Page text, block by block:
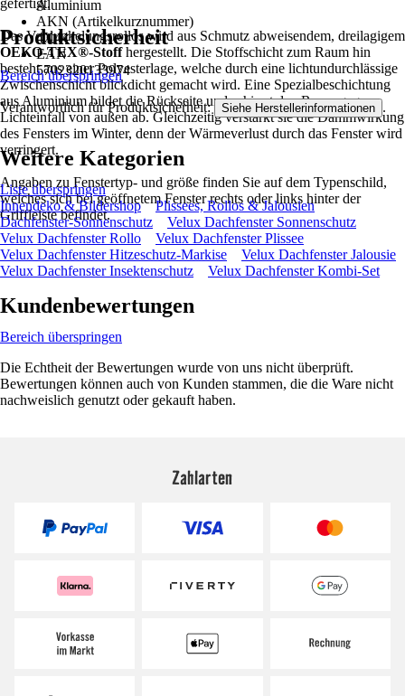
Aluminium
AKN (Artikelkurznummer)
4X44
EAN
5702320133974
gefertigt.
Das Verdunkelungsrollos wird aus Schmutz abweisendem, dreilagigem
OEKO-TEX®-Stoffhergestellt. Die Stoffschicht zum Raum hin
besteht aus einer Polyesterlage, welche durch eine lichtundurchlässige
Zwischenschicht blickdicht gemacht wird. Eine Spezialbeschichtung
aus Aluminium bildet die Rückseite und schirmt den Raum gegen
Lichteinfall von außen ab. Gleichzeitig verstärkt sie die Dämmwirkung
des Fensters im Winter, denn der Wärmeverlust durch das Fenster wird
verringert.
Angaben zu Fenstertyp- und größe finden Sie auf dem Typenschild,
welches sich bei geöffnetem Fenster rechts oder links hinter der
Griffleiste befindet.
Produktsicherheit
Bereich überspringen
Verantwortlich für Produktsicherheit: Siehe Herstellerinformationen .
Weitere Kategorien
Liste überspringen
Innendeko & Bildershop
Plissees, Rollos & Jalousien
Dachfenster-Sonnenschutz
Velux Dachfenster Sonnenschutz
Velux Dachfenster Rollo
Velux Dachfenster Plissee
Velux Dachfenster Hitzeschutz-Markise
Velux Dachfenster Jalousie
Velux Dachfenster Insektenschutz
Velux Dachfenster Kombi-Set
Kundenbewertungen
Bereich überspringen
Die Echtheit der Bewertungen wurde von uns nicht überprüft.
Bewertungen können auch von Kunden stammen, die die Ware nicht
nachweislich genutzt oder gekauft haben.
Zahlarten